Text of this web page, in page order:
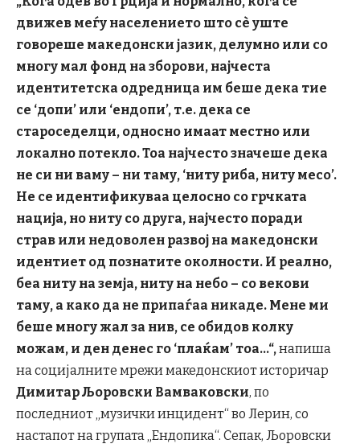
движев меѓу населението што сè уште
говореше македонски јазик, делумно или со
многу мал фонд на зборови, најчеста
идентитетска одредница им беше дека тие
се ‘допи’ или ‘ендопи’, т.е. дека се
староседелци, односно имаат местно или
локално потекло. Тоа најчесто значеше дека
не си ни ваму – ни таму, ‘ниту риба, ниту месо’.
Не се идентификуваа целосно со грчката
нација, но ниту со друга, најчесто поради
страв или недоволен развој на македонски
идентиет од познатите околности. И реално,
беа ниту на земја, ниту на небо – со векови
таму, а како да не припаѓаа никаде. Мене ми
беше многу жал за нив, се обидов колку
можам, и ден денес го ‘плаќам’ тоа…“,напиша
на социјалните мрежи македонскиот историчар
Димитар Љоровски Вамваковски, по
последниот „музички инцидент“ во Лерин, со
настапот на групата „Ендопика“. Сепак, Љоровски